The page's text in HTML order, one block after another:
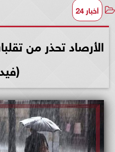
أخبار 24
الأرصاد تحذر من